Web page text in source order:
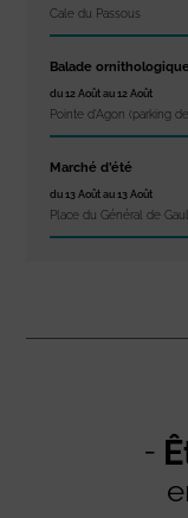
Cale du Passous
Balade
du 12 Août au 12 Août
Pointe d'Agon (parking
Marché d’été
du 13 Août au 13 Août
Place du Général de